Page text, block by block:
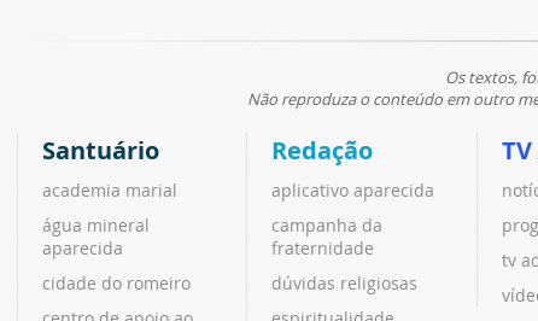
Os textos,
Não reproduza o conteúdo em outro
Santuário
academia marial
água mineral
aparecida
cidade do romeiro
Redação
aplicativo aparecida
campanha da
fraternidade
dúvidas religiosas
tv